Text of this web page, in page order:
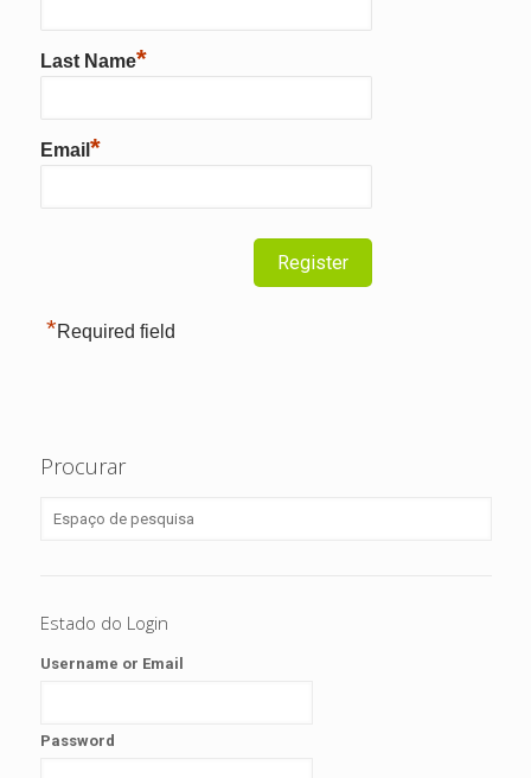
Last Name*
Email *
*Required field
Procurar
Estado do Login
Username or Email
Password